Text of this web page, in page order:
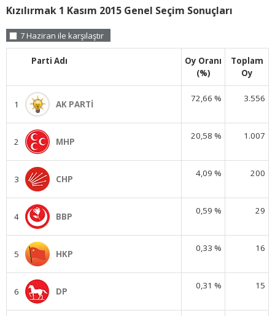
Kızılırmak 1 Kasım 2015 Genel Seçim Sonuçları
7 Haziran ile karşılaştır
Parti Adı
Oy Oranı
(%)
Toplam
Oy
1 AK PARTİ
72,66 % 3.556
2 MHP
20,58 % 1.007
3 CHP
4,09 % 200
4 BBP
0,59 % 29
5 HKP
0,33 % 16
6 DP
0,31 % 15